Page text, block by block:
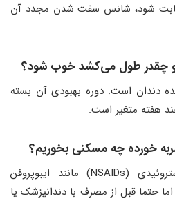
شود، شانس سفت شدن مجدد آن
دندان است. دوره بهبودی آن بسته
هفته متغیر است.
مسکن‌های ضدالتهابی غیراستروئیدی (NSAIDs) مانند ایبوپروفن
حتما قبل از مصرف با دندانپزشک یا